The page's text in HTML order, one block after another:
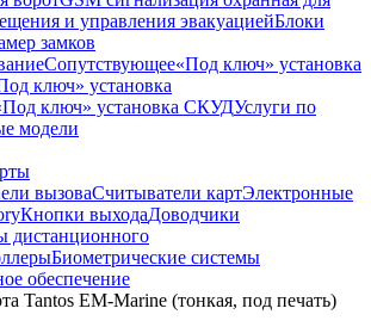
и управления эвакуациейБлоки
замков
Сопутствующее«Под ключ» установка
ключ» установка
ключ» установка СКУДУслуги по
модели
вызоваСчитыватели картЭлектронные
Кнопки выходаДоводчики
дистанционного
Биометрические системы
обеспечение
Tantos EM-Marine (тонкая, под печать)